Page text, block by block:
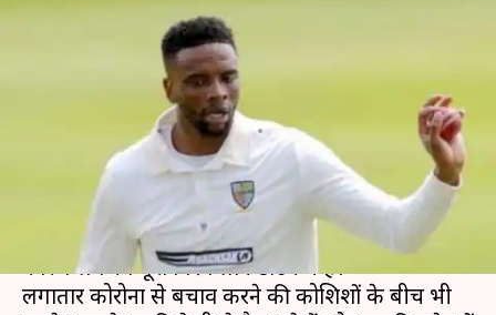
गंभीर बीमारियों से जूझ रहा दक्षिण
अफ्रीकी क्रिकेटर अब मिला कोरोना
वायरस पॉजिटिव
Neeraj Pandey May 08, 2020 12:56 pm
क्या है खबर?
कोरोना वायरस का प्रकोप पूरे विश्व में फैला है और इसके
कारण लगभग पूरा विश्व लॉकडाउन में है।
लगातार कोरोना से बचाव करने की कोशिशों के बीच भी